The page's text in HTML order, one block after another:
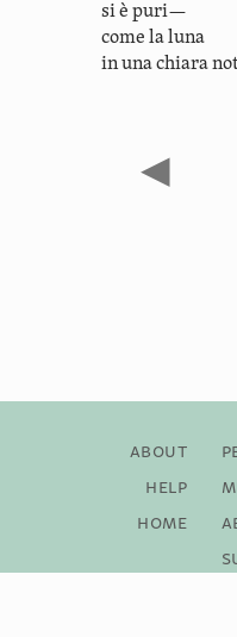
si è puri—
come la luna
in una chiara
◀
About
Help
Home